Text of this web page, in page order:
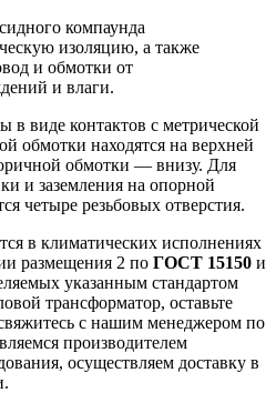
компаунда
изоляцию, а также
и обмотки от
и влаги.
виде контактов с метрической
обмотки находятся на верхней
обмотки — внизу. Для
и заземления на опорной
четыре резьбовых отверстия.
в климатических исполнениях
размещения 2 по ГОСТ 15150 и
указанным стандартом
трансформатор, оставьте
с нашим менеджером по
производителем
осуществляем доставку в